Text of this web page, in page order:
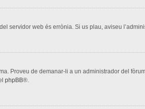
servidor web és errònia. Si us plau, aviseu
Proveu de demanar-li a un administrador del
phpBB®.